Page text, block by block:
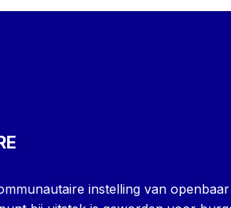
instelling van